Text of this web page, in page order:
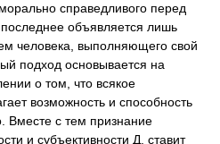
справедливого перед
объявляется лишь
человека, выполняющего свой
подход основывается на
о том, что всякое
возможность и способность
Вместе с тем признание
и субъективности Д. ставит